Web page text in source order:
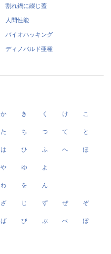
割れ鍋に綴じ蓋
人間性能
バイオハッキング
ディノバルド亜種
か き く け こ
た ち つ て と
は ひ ふ へ ほ
や ゆ よ
わ を ん
ざ じ ず ぜ ぞ
ば び ぶ べ ぼ